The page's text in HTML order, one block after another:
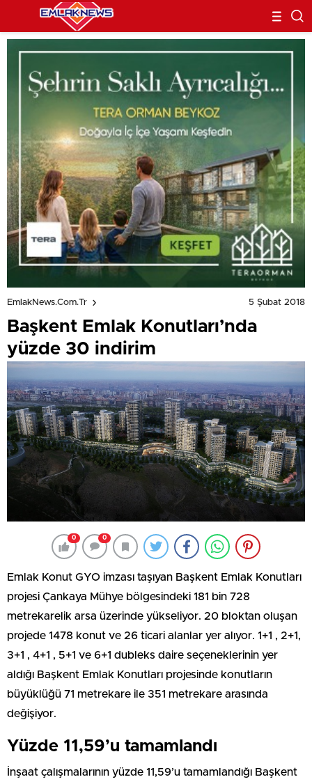
EmlakNews.com.tr 5 Şubat 2018
Başkent Emlak Konutları’nda
yüzde 30 indirim
0 0
Emlak Konut GYO imzası taşıyan Başkent Emlak Konutları
projesi Çankaya Mühye bölgesindeki 181 bin 728
metrekarelik arsa üzerinde yükseliyor. 20 bloktan oluşan
projede 1478 konut ve 26 ticari alanlar yer alıyor. 1+1 , 2+1,
3+1 , 4+1 , 5+1 ve 6+1 dubleks daire seçeneklerinin yer
aldığı Başkent Emlak Konutları projesinde konutların
büyüklüğü 71 metrekare ile 351 metrekare arasında
değişiyor.
Yüzde 11,59’u tamamlandı
İnşaat çalışmalarının yüzde 11,59’u tamamlandığı Başkent